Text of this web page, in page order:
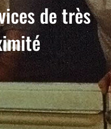
de très